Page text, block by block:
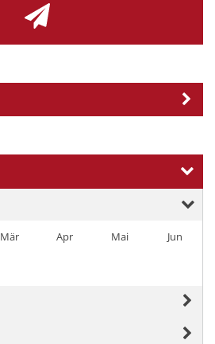
Mär Apr Mai Jun